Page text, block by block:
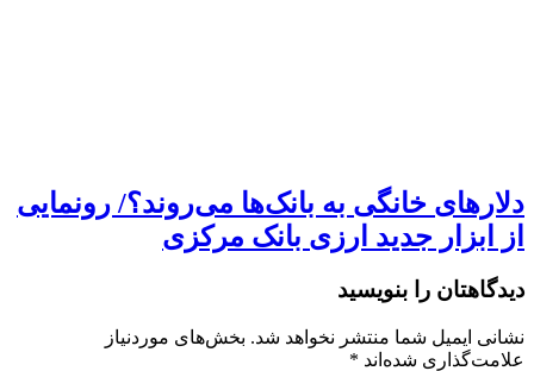
دلارهای خانگی به بانک‌ها می‌روند؟/ رونمایی
از ابزار جدید ارزی بانک مرکزی
دیدگاهتان را بنویسید
نشانی ایمیل شما منتشر نخواهد شد. بخش‌های موردنیاز
علامت‌گذاری شده‌اند *